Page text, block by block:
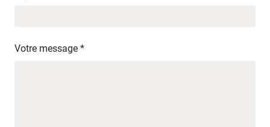
Votre message *